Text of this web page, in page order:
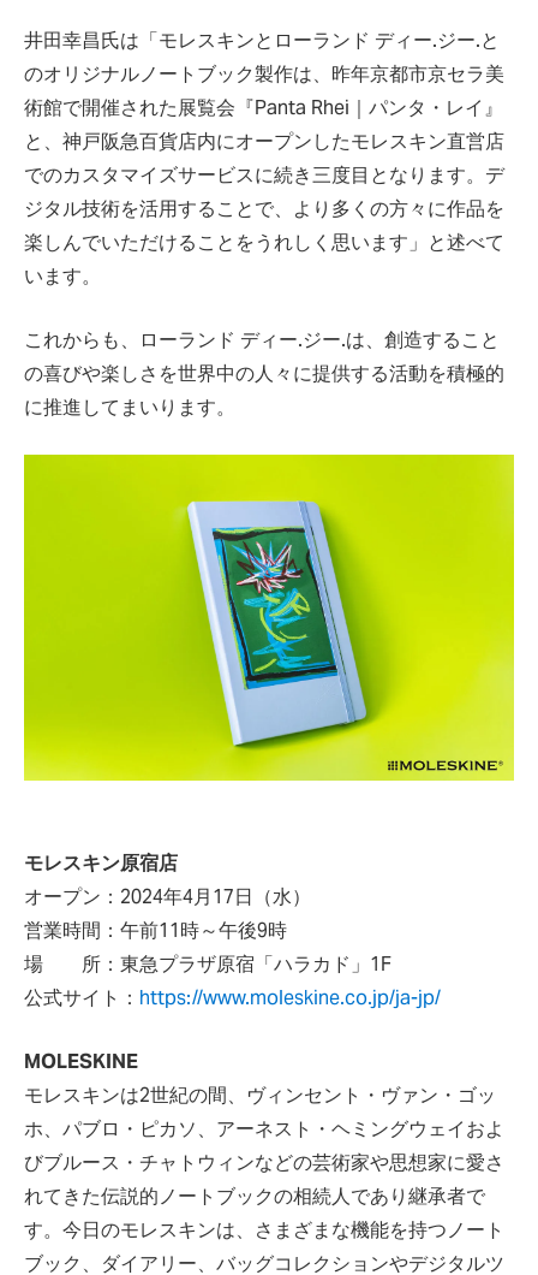
井田幸昌氏は「モレスキンとローランド ディー.ジー.と
のオリジナルノートブック製作は、昨年京都市京セラ美
術館で開催された展覧会『Panta Rhei｜パンタ・レイ』
と、神戸阪急百貨店内にオープンしたモレスキン直営店
でのカスタマイズサービスに続き三度目となります。デ
ジタル技術を活用することで、より多くの方々に作品を
楽しんでいただけることをうれしく思います」と述べて
います。
これからも、ローランド ディー.ジー.は、創造すること
の喜びや楽しさを世界中の人々に提供する活動を積極的
に推進してまいります。
モレスキン原宿店
オープン：2024年4月17日（水）
営業時間：午前11時～午後9時
場 所：東急プラザ原宿「ハラカド」1F
公式サイト： https://www.moleskine.co.jp/ja-jp/
MOLESKINE
モレスキンは2世紀の間、ヴィンセント・ヴァン・ゴッ
ホ、パブロ・ピカソ、アーネスト・ヘミングウェイおよ
びブルース・チャトウィンなどの芸術家や思想家に愛さ
れてきた伝説的ノートブックの相続人であり継承者で
す。今日のモレスキンは、さまざまな機能を持つノート
ブック、ダイアリー、バッグコレクションやデジタルツ